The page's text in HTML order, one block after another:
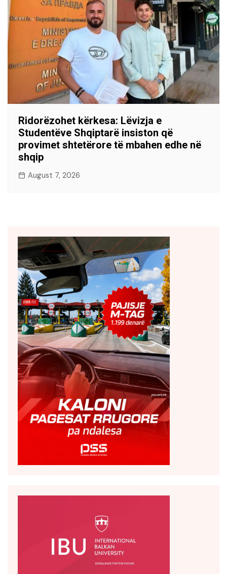
Ridorëzohet kërkesa: Lëvizja e
Studentëve Shqiptarë insiston që
provimet shtetërore të mbahen edhe në
shqip
August 7, 2026